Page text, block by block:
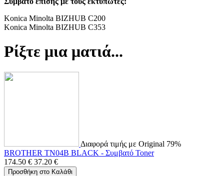
Konica Minolta BIZHUB C200
Konica Minolta BIZHUB C353
Ρίξτε μια ματιά...
Διαφορά τιμής με Original 79%
BROTHER TN04B BLACK - Συμβατό Toner
174.50 € 37.20 €
Προσθήκη στο Καλάθι